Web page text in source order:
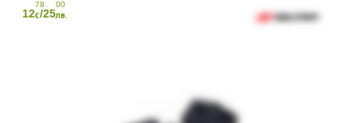
12
78
€/25
00
лв.